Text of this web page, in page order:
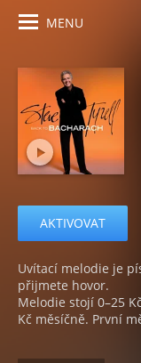
MENU
AKTIVOVAT
Uvítací melodie je
přijmete hovor.
Melodie stojí 0–25
Kč měsíčně. První